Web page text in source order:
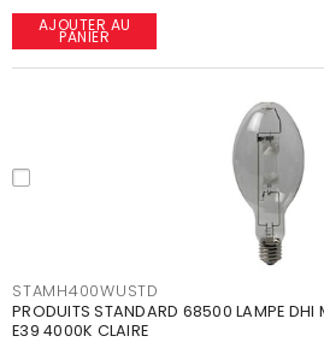
AJOUTER AU
PANIER
STAMH400WUSTD
PRODUITS STANDARD 68500 LAMPE DHI
E39 4000K CLAIRE